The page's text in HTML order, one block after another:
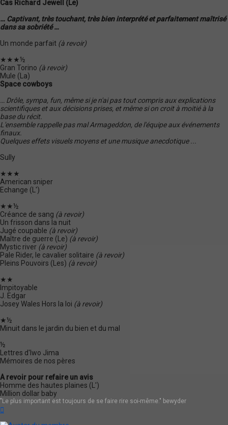
Cas Richard Jewell (Le)
… Captivant, très touchant, très bien interprété et parfaitement maîtrisé
dans sa sobriété …
Un monde parfait (à revoir)
★★★½
Gran Torino (à revoir)
Mule (La)
Space cowboys
… Drôle, sympa, fun, même si je n'ai pas tout compris aux explications
scientifiques et aux décisions prises, et même si on croit à moitié à la
base du récit.
L'ensemble rappelle pas mal Armageddon, de l'équipe aux événements
finaux.
Quelques effets visuels moyens et une musique anecdotique ...
Sully
★★★
American sniper
Echange (L')
★★½
Créance de sang (à revoir)
Un frisson dans la nuit
Jugé coupable (à revoir)
Maître de guerre (Le) (à revoir)
Mystic river (à revoir)
Pale Rider, le cavalier solitaire (à revoir)
Pleins Pouvoirs (Les) (à revoir)
★★
Impitoyable
J. Edgar
Josey Wales Hors la loi (à revoir)
★½
Minuit dans le jardin du bien et du mal
½
Lettres d'Iwo Jima
Mémoires de nos pères
A revoir pour refaire un avis
Homme des hautes plaines (L')
Million dollar baby
"Le plus important est toujours de se faire rire soi-même." bewyder